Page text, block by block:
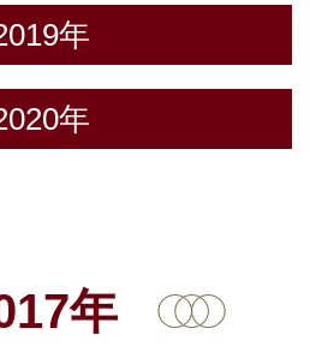
年
年
年